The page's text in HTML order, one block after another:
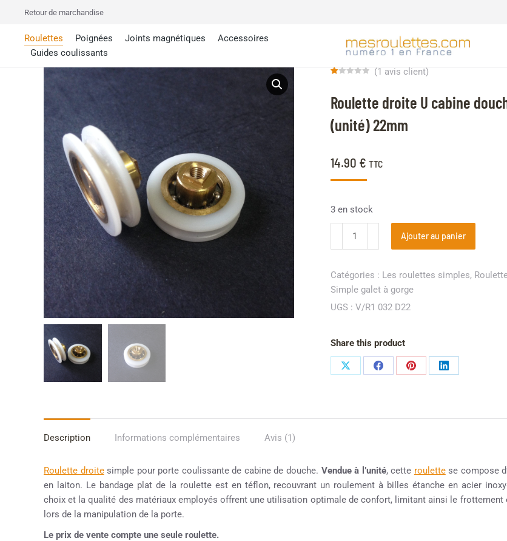
Retour de marchandise
Roulettes Poignées Joints magnétiques
Accessoires
Guides coulissants
Roulette droite U cabine
(unité) 22mm
14.90 € TTC
sur
sur
notation
(1 avis client)
3 en stock
Ajouter au panier
Catégories : Les roulettes simples,
Simple galet à gorge
UGS : V/R1 032 D22
Share this product
Description Informations complémentaires Avis (1)
Roulette droitesimple pour porte coulissante de cabine de douche. Vendue à l’unité, cette roulettese compose
en laiton. Le bandage plat de la roulette est en téflon, recouvrant un roulement à billes étanche en acier
choix et la qualité des matériaux employés offrent une utilisation optimale de confort, limitant ainsi le frottement
lors de la manipulation de la porte.
Le prix de vente compte une seule roulette.